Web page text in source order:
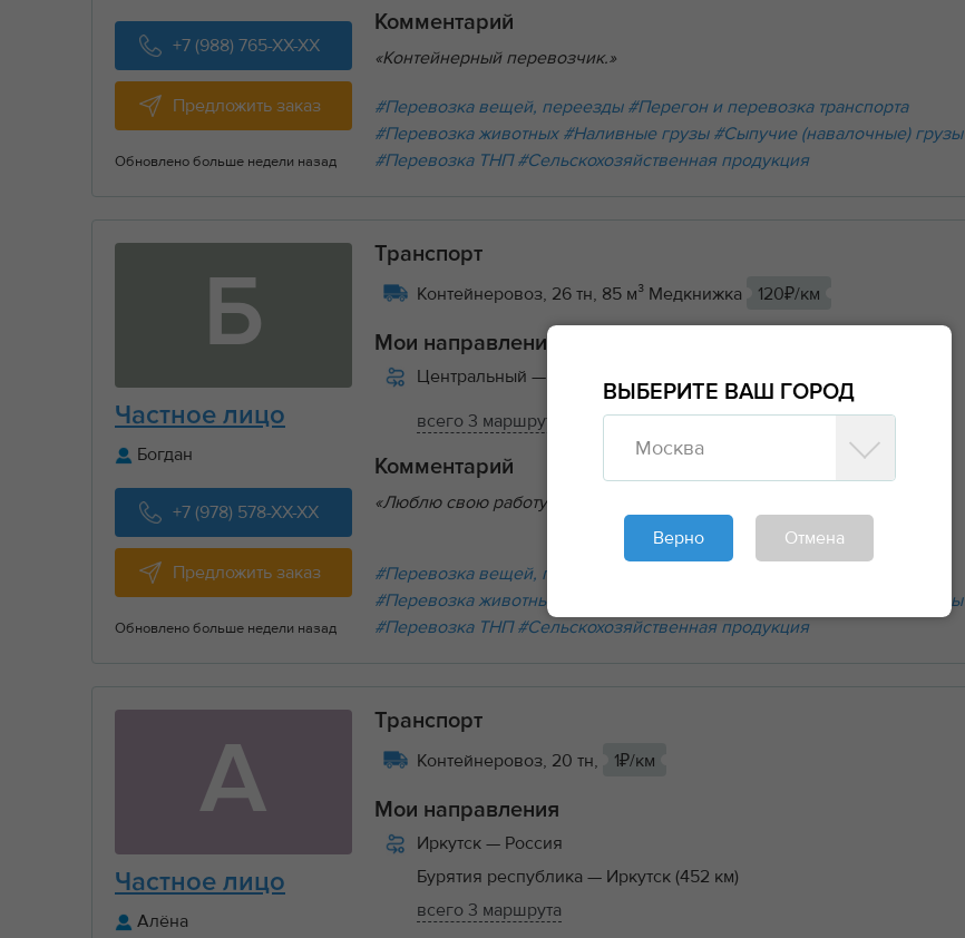
+7 (988) 765-XX-XX
Предложить заказ
Обновлено больше недели назад
Комментарий
«Контейнерный перевозчик.»
#Перевозка вещей, переезды #Перегон и перевозка транспорта
#Перевозка животных #Наливные грузы #Сыпучие (навалочные) грузы
#Перевозка ТНП #Сельскохозяйственная продукция
Б
Частное лицо
Богдан
+7 (978) 578-XX-XX
Предложить заказ
Обновлено больше недели назад
Транспорт
Контейнеровоз, 26 тн, 85 м³ Медкнижка
120₽/км
Мои направления
Центральный— Россия
всего 3 маршрута
Комментарий
«Люблю свою работу »
#Перевозка вещей, переезды
#Перевозка животных
#Сыпучие (навалочные) грузы
#Перевозка ТНП #Сельскохозяйственная продукция
А
Частное лицо
Алёна
Транспорт
Контейнеровоз, 20 тн,
1₽/км
Мои направления
Иркутск— Россия
Бурятия республика— Иркутск (452 км)
всего 3 маршрута
ВЫБЕРИТЕ ВАШ ГОРОД
Москва
Верно Отмена